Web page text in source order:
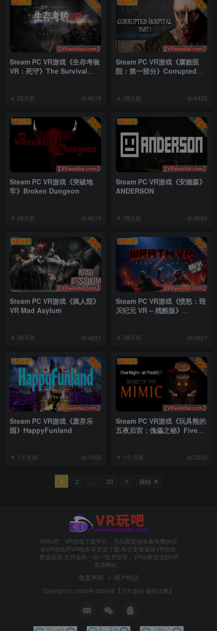
Steam PC VR游戏《生存考验
VR：死守》The Survival
32天前 4518
Steam PC VR游戏《腐败医
院：第一部分》Corrupted
38天前 4425
Steam PC VR游戏《突破地
牢》Broken Dungeon
38天前 4619
Steam PC VR游戏《安德森》
ANDERSON
38天前 4069
Steam PC VR游戏《疯人院》
VR Mad Asylum
38天前 4837
Steam PC VR游戏《愤怒：毁
灭纪元 VR – 残酷版》
38天前 2607
Steam PC VR游戏《废弃乐
园》HappyFunland
1个月前 1905
Steam PC VR游戏《玩具熊的
五夜后宫：傀儡之秘》Five
1个月前 2200
1 2 20 跳转
VR玩吧，VR游戏下载平台，为玩家提供海量免费的汉
化VR游戏和VR电影等资源下载,每日更新最新VR游戏,
资源全面,支持远程一对一技术指导，VR玩家首选的VR
资源网站。
免责声明 用户协议
Copyright © 2020年-2026年【六年老站·值得信赖】